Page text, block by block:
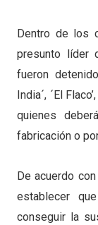
Dentro de los
presunto líder
fueron
India´, ´El
quienes
fabricación o
De acuerdo
establecer
conseguir la